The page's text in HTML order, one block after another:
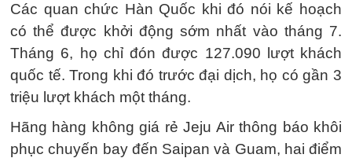
Các quan chức Hàn Quốc khi đó nói kế hoạch
có thể được khởi động sớm nhất vào tháng 7.
Tháng 6, họ chỉ đón được 127.090 lượt khách
quốc tế. Trong khi đó trước đại dịch, họ có gần 3
triệu lượt khách một tháng.
Hãng hàng không giá rẻ Jeju Air thông báo khôi
phục chuyến bay đến Saipan và Guam, hai điểm